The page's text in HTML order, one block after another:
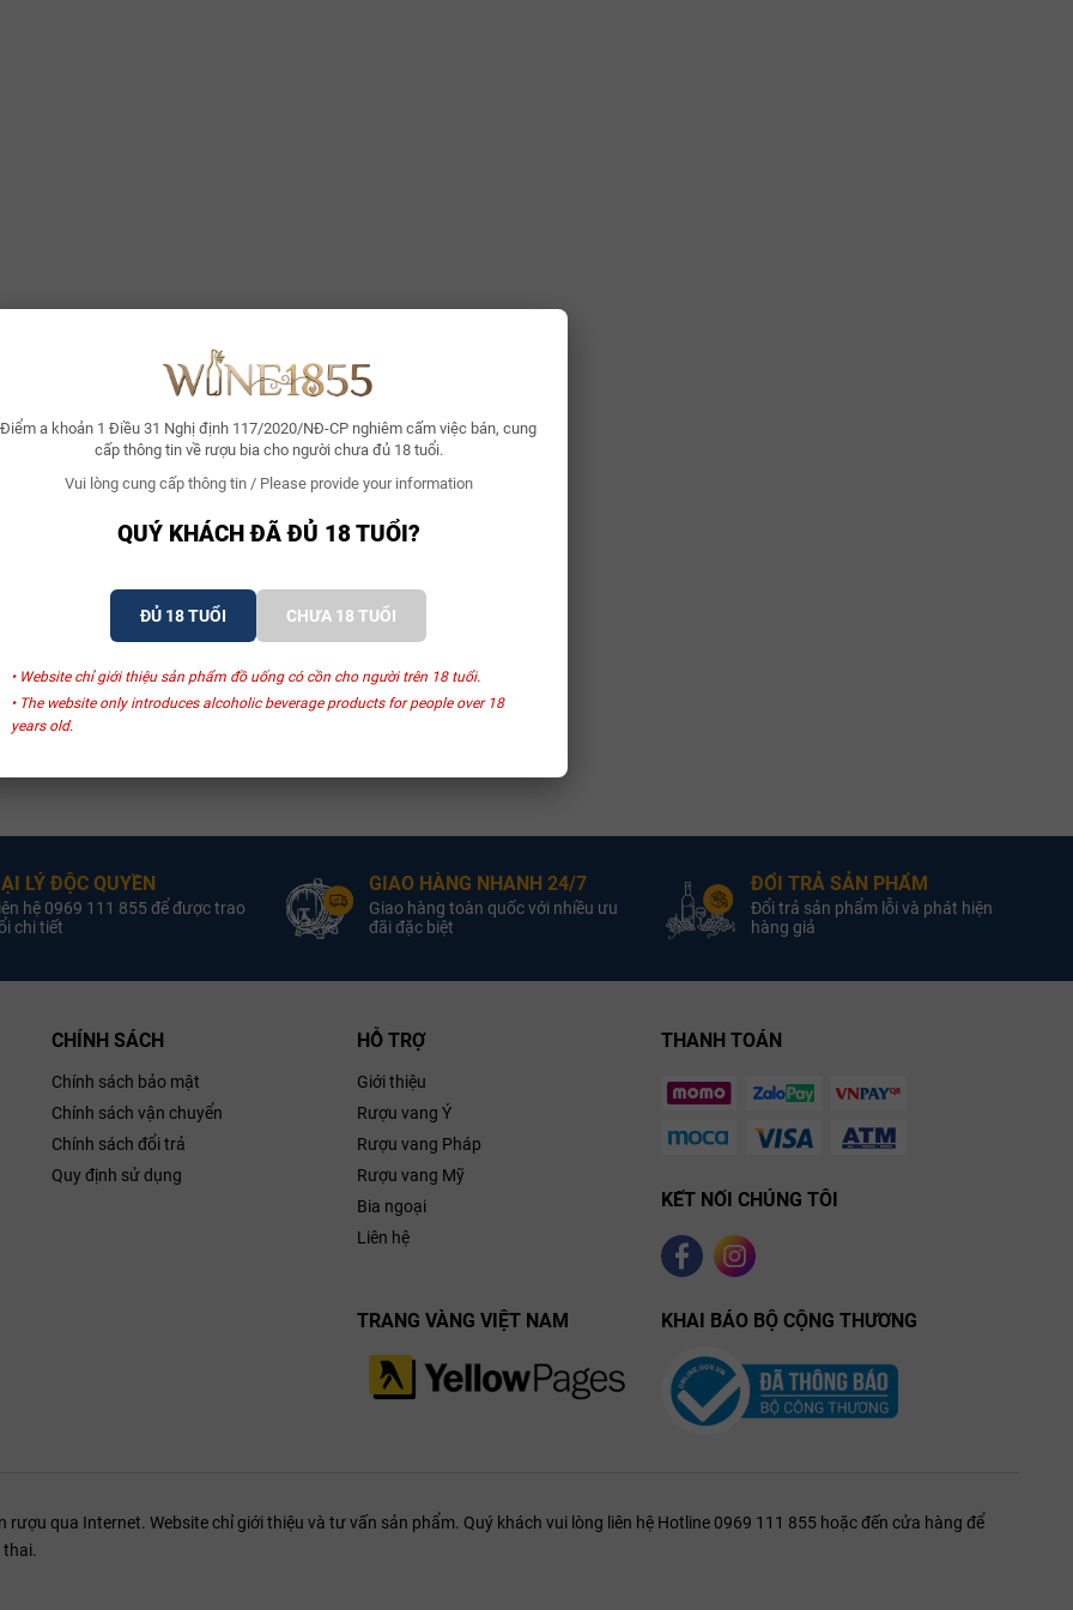
Điểm a khoản 1 Điều 31 Nghị định 117/2020/NĐ-CP nghiêm cấm việc bán, cung
cấp thông tin về rượu bia cho người chưa đủ 18 tuổi.
Vui lòng cung cấp thông tin / Please provide your information
QUÝ KHÁCH ĐÃ ĐỦ 18 TUỔI?
ĐỦ 18 TUỔI CHƯA 18 TUỔI
• Website chỉ giới thiệu sản phẩm đồ uống có cồn cho người trên 18 tuổi.
• The website only introduces alcoholic beverage products for people over 18
years old.
LÝ ĐỘC QUYỀN
hệ 0969 111 855 để được trao
chi tiết
GIAO HÀNG NHANH 24/7
Giao hàng toàn quốc với nhiều ưu
đãi đặc biệt
ĐỔI TRẢ SẢN PHẨM
Đổi trả sản phẩm lỗi và phát hiện
hàng giả
CHÍNH SÁCH
Chính sách bảo mật
Chính sách vận chuyển
Chính sách đổi trả
Quy định sử dụng
HỖ TRỢ
Giới thiệu
Rượu vang Ý
Rượu vang Pháp
Rượu vang Mỹ
Bia ngoại
Liên hệ
THANH TOÁN
KẾT NỐI CHÚNG TÔI
TRANG VÀNG VIỆT NAM KHAI BÁO BỘ CỘNG THƯƠNG
qua Internet. Website chỉ giới thiệu và tư vấn sản phẩm. Quý khách vui lòng liên hệ Hotline 0969 111 855 hoặc đến cửa hàng để